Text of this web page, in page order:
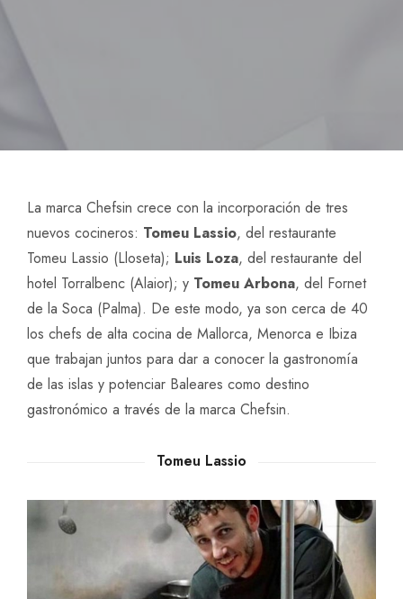
La marca Chefsin crece con la incorporación de tres
nuevos cocineros: Tomeu Lassio, del restaurante
Tomeu Lassio (Lloseta); Luis Loza, del restaurante del
hotel Torralbenc (Alaior); y Tomeu Arbona, del Fornet
de la Soca (Palma). De este modo, ya son cerca de 40
los chefs de alta cocina de Mallorca, Menorca e Ibiza
que trabajan juntos para dar a conocer la gastronomía
de las islas y potenciar Baleares como destino
gastronómico a través de la marca Chefsin.
Tomeu Lassio